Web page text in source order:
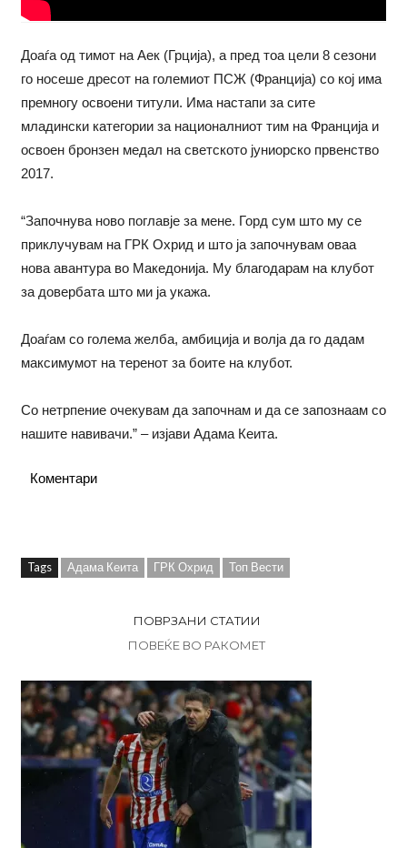
Доаѓа од тимот на Аек (Грција), а пред тоа цели 8 сезони
го носеше дресот на големиот ПСЖ (Франција) со кој има
премногу освоени титули. Има настапи за сите
младински категории за националниот тим на Франција и
освоен бронзен медал на светското јуниорско првенство
2017.
“Започнува ново поглавје за мене. Горд сум што му се
приклучувам на ГРК Охрид и што ја започнувам оваа
нова авантура во Македонија. Му благодарам на клубот
за довербата што ми ја укажа.
Доаѓам со голема желба, амбиција и волја да го дадам
максимумот на теренот за боите на клубот.
Со нетрпение очекувам да започнам и да се запознаам со
нашите навивачи.” – изјави Адама Кеита.
Коментари
Tags Адама Кеита ГРК Охрид Топ Вести
ПОВРЗАНИ СТАТИИ
ПОВЕЌЕ ВО РАКОМЕТ